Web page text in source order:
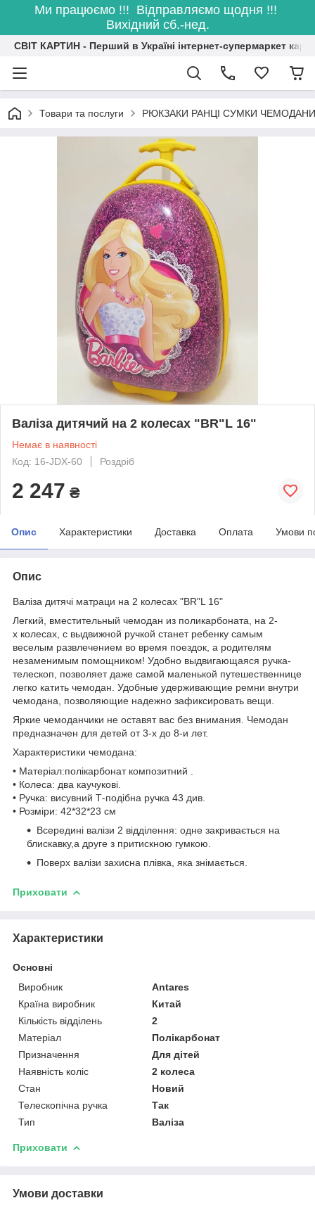
Ми працюємо !!! Відправляємо щодня !!!
Вихідний сб.-нед.
СВІТ КАРТИН - Перший в Україні інтернет-супермаркет
Товари та послуги РЮКЗАКИ РАНЦІ СУМКИ ЧЕМОДАНИ
Валіза дитячий на 2 колесах "ВR"L 16"
Немає в наявності
Код: 16-JDX-60
Роздріб
2 247 ₴
Опис Характеристики Доставка Оплата Умови
Опис
Валіза дитячі матраци на 2 колесах "ВR"L 16"
Легкий, вместительный чемодан из поликарбоната, на 2-
х колесах, с выдвижной ручкой станет ребенку самым
веселым развлечением во время поездок, а родителям
незаменимым помощником! Удобно выдвигающаяся ручка-
телескоп, позволяет даже самой маленькой путешественнице
легко катить чемодан. Удобные удерживающие ремни внутри
чемодана, позволяющие надежно зафиксировать вещи.
Яркие чемоданчики не оставят вас без внимания. Чемодан
предназначен для детей от 3-х до 8-и лет.
Характеристики чемодана:
• Матеріал:полікарбонат композитний .
• Колеса: два каучукові.
• Ручка: висувний Т-подібна ручка 43 див.
• Розміри: 42*32*23 см
Всередині валізи 2 відділення: одне закривається на
блискавку,а друге з притискною гумкою.
Поверх валізи захисна плівка, яка знімається.
Приховати
Характеристики
Основні
Виробник
Antares
Країна виробник
Китай
Кількість відділень
2
Матеріал
Полікарбонат
Призначення
Для дітей
Наявність коліс
2 колеса
Стан
Новий
Телескопічна ручка
Так
Тип
Валіза
Приховати
Умови доставки